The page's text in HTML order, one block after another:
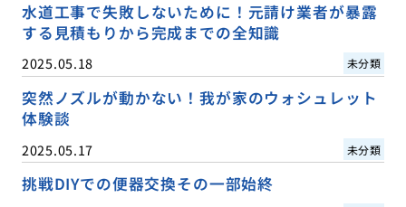
水道工事で失敗しないために！元請け業者が暴露
する見積もりから完成までの全知識
2025.05.18 未分類
突然ノズルが動かない！我が家のウォシュレット
体験談
2025.05.17 未分類
挑戦DIYでの便器交換その一部始終